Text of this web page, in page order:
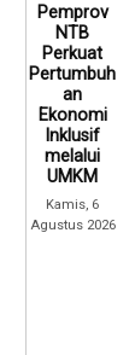
Pemprov
NTB
Perkuat
Pertumbuh
an
Ekonomi
Inklusif
melalui
UMKM
Kamis, 6
Agustus 2026